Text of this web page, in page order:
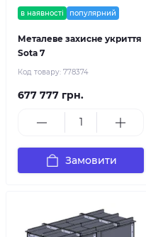
в наявності популярний
Металеве захисне укриття
Sota 7
Код товару: 778374
677 777 грн.
Замовити